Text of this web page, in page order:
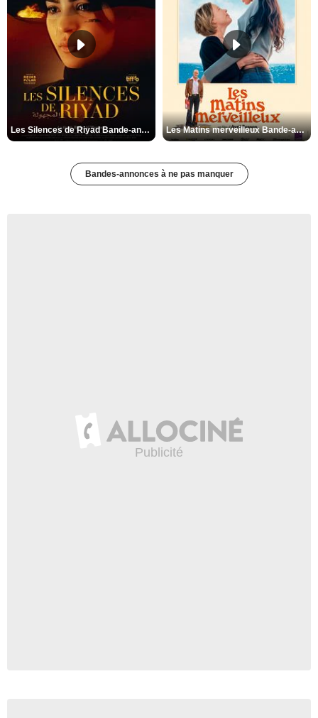
Les Silences de Riyad Bande-annonce VO STFR Les Matins merveilleux Bande-annonce VF
Bandes-annonces à ne pas manquer